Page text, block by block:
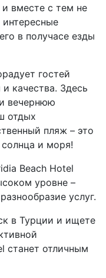
вместе с тем не
в получасе езды
гостей
качества. Здесь
вечернюю
отдых
пляж – это
и моря!
Beach Hotel
уровне –
услуг.
в Турции и ищете
станет отличным